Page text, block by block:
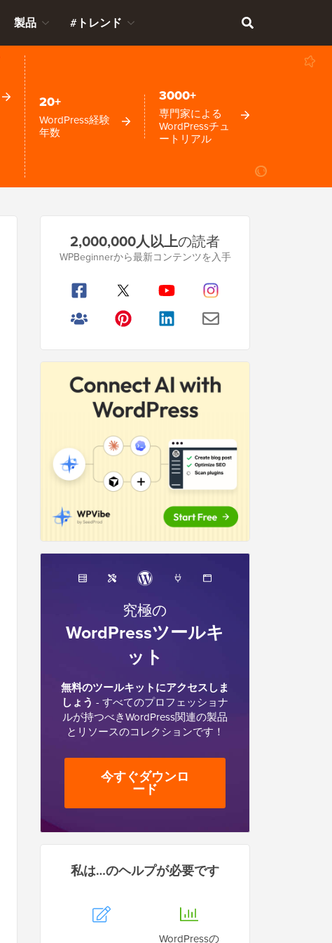
製品 #トレンド
20+
WordPress経験
年数
3000+
専門家による
WordPressチュ
ートリアル
サ
ー
2,000,000人以上の読者
WPBeginnerから最新コンテンツを入手
究極の
WordPressツールキ
ット
無料のツールキットにアクセスしま
しょう - すべてのプロフェッショナ
ルが持つべきWordPress関連の製品
とリソースのコレクションです！
今すぐダウンロ
ード
私は…のヘルプが必要です
WordPressの